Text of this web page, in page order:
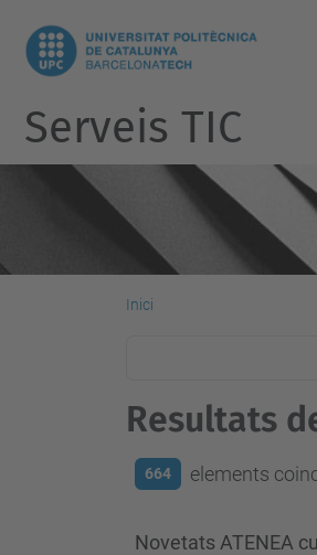
Serveis TIC
Inici
Resultats
664 elements
Novetats ATENEA